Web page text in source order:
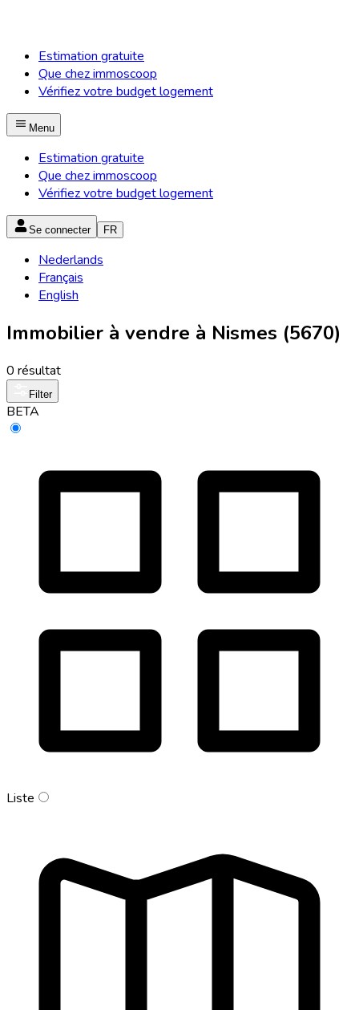
Estimation gratuite
Que chez immoscoop
Vérifiez votre budget logement
Menu
Estimation gratuite
Que chez immoscoop
Vérifiez votre budget logement
Se connecter FR
Nederlands
Français
English
Immobilier à vendre à Nismes (5670)
0 résultat
Filter
BETA
Liste